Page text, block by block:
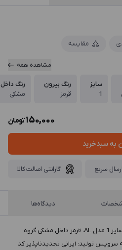
مقایسه
مشاهده همه
سایز
1
رنگ بیرون
قرمز
رنگ داخل
مشکی
150,000تومان
به سبدخرید
ارسال سریع گارانتی اصالت کالا
دیدگاه‌ها
توضيحات :جعبه سرویس مقوایی سایز 1 مدل AL، قرمز داخل مشکی گروه:
توليد: ایرانی تجدیدناپذیر کد